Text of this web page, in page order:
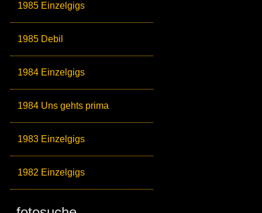
1985 Einzelgigs
1985 Debil
1984 Einzelgigs
1984 Uns gehts prima
1983 Einzelgigs
1982 Einzelgigs